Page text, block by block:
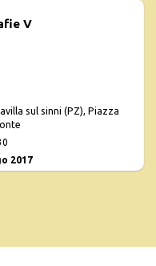
V
sul sinni (PZ), Piazza
2017